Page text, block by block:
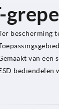
bescherming
van een
bediendelen